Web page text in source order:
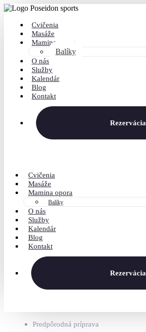
Cvičenia
Masáže
Mamina opora
Balíky
O nás
Služby
Kalendár
Blog
Kontakt
Rezervácia
Cvičenia
Masáže
Mamina opora
Balíky
O nás
Služby
Kalendár
Blog
Kontakt
Rezervácia
Predpôrodná príprava